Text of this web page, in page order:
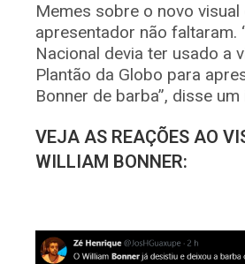
Memes sobre o novo visual
apresentador não faltaram.
Nacional devia ter usado a
Plantão da Globo para
Bonner de barba”, disse um
VEJA AS REAÇÕES AO
WILLIAM BONNER: